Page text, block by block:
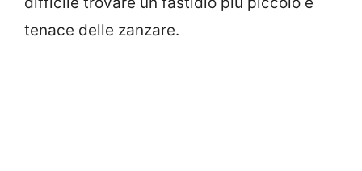
tenace delle zanzare.